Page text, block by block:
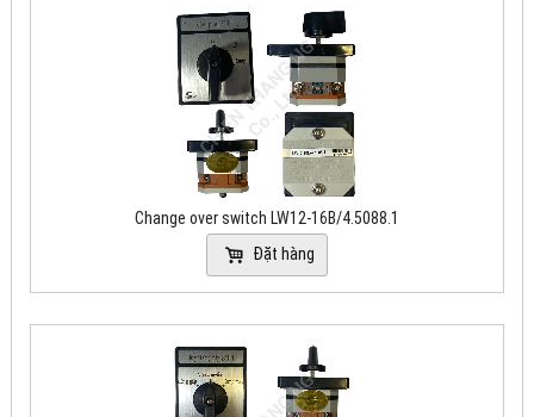
Change over switch LW12-16B/4.5088.1
Đặt hàng